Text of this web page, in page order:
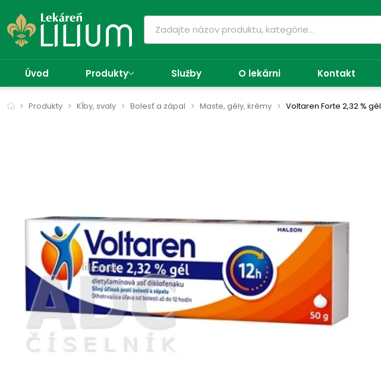
Úvod Produkty Služby O lekárni Kontakt
Produkty Kĺby, svaly Bolesť a zápal Maste, gély, krémy Voltaren Forte 2,32 % gél